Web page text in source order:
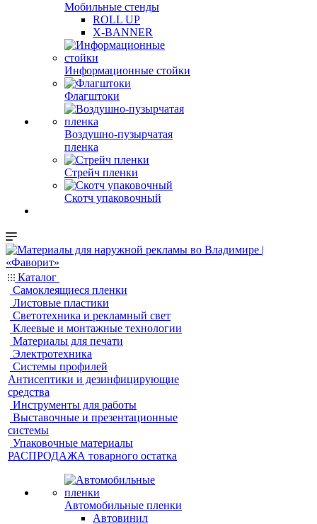
Мобильные стенды
ROLL UP
X-BANNER
Информационные стойки
Флагштоки
Воздушно-пузырчатая
пленка
Стрейч пленки
Скотч упаковочный
Каталог
Самоклеящиеся пленки
Листовые пластики
Светотехника и рекламный свет
Клеевые и монтажные технологии
Материалы для печати
Электротехника
Системы профилей
Антисептики и дезинфицирующие
средства
Инструменты для работы
Выставочные и презентационные
системы
Упаковочные материалы
РАСПРОДАЖА товарного остатка
Автомобильные пленки
Автовинил